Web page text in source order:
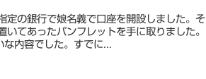
定の銀行で娘名義で口座を開設しました。そ
てあったパンフレットを手に取りました。
内容でした。すでに...